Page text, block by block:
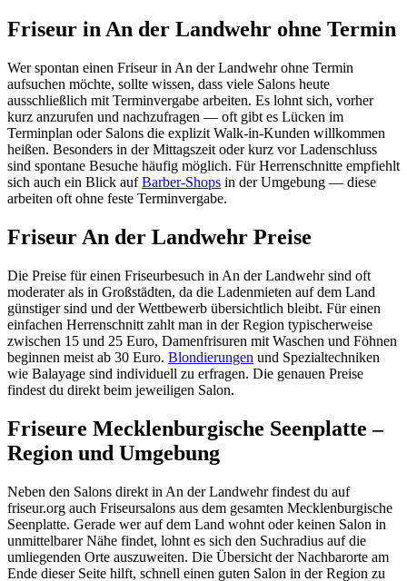
Friseur in An der Landwehr ohne Termin
Wer spontan einen Friseur in An der Landwehr ohne Termin
aufsuchen möchte, sollte wissen, dass viele Salons heute
ausschließlich mit Terminvergabe arbeiten. Es lohnt sich, vorher
kurz anzurufen und nachzufragen — oft gibt es Lücken im
Terminplan oder Salons die explizit Walk-in-Kunden willkommen
heißen. Besonders in der Mittagszeit oder kurz vor Ladenschluss
sind spontane Besuche häufig möglich. Für Herrenschnitte empfiehlt
sich auch ein Blick aufBarber-Shops in der Umgebung — diese
arbeiten oft ohne feste Terminvergabe.
Friseur An der Landwehr Preise
Die Preise für einen Friseurbesuch in An der Landwehr sind oft
moderater als in Großstädten, da die Ladenmieten auf dem Land
günstiger sind und der Wettbewerb übersichtlich bleibt. Für einen
einfachen Herrenschnitt zahlt man in der Region typischerweise
zwischen 15 und 25 Euro, Damenfrisuren mit Waschen und Föhnen
beginnen meist ab 30 Euro. Blondierungen und Spezialtechniken
wie Balayage sind individuell zu erfragen. Die genauen Preise
findest du direkt beim jeweiligen Salon.
Friseure Mecklenburgische Seenplatte –
Region und Umgebung
Neben den Salons direkt in An der Landwehr findest du auf
friseur.org auch Friseursalons aus dem gesamten Mecklenburgische
Seenplatte. Gerade wer auf dem Land wohnt oder keinen Salon in
unmittelbarer Nähe findet, lohnt es sich den Suchradius auf die
umliegenden Orte auszuweiten. Die Übersicht der Nachbarorte am
Ende dieser Seite hilft, schnell einen guten Salon in der Region zu